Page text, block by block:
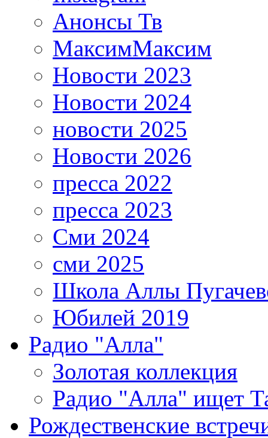
Анонсы Тв
МаксимМаксим
Новости 2023
Новости 2024
новости 2025
Новости 2026
пресса 2022
пресса 2023
Сми 2024
сми 2025
Школа Аллы
Юбилей 2019
Радио "Алла"
Золотая коллекция
Радио "Алла" ищет
Рождественские